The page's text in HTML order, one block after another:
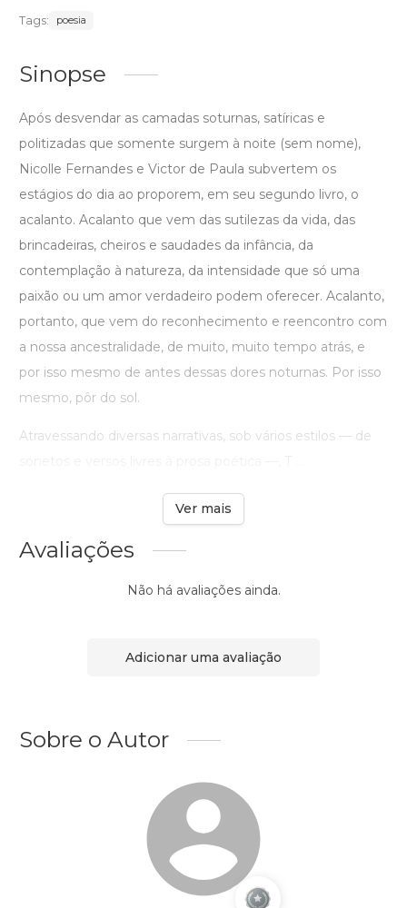
Tags: poesia
Sinopse
Após desvendar as camadas soturnas, satíricas e
politizadas que somente surgem à noite (sem nome),
Nicolle Fernandes e Victor de Paula subvertem os
estágios do dia ao proporem, em seu segundo livro, o
acalanto. Acalanto que vem das sutilezas da vida, das
brincadeiras, cheiros e saudades da infância, da
contemplação à natureza, da intensidade que só uma
paixão ou um amor verdadeiro podem oferecer. Acalanto,
portanto, que vem do reconhecimento e reencontro com
a nossa ancestralidade, de muito, muito tempo atrás, e
por isso mesmo de antes dessas dores noturnas. Por isso
mesmo, pôr do sol.
Atravessando diversas narrativas, sob vários estilos — de
Ver mais
Avaliações
Não há avaliações ainda.
Adicionar uma avaliação
Sobre o Autor